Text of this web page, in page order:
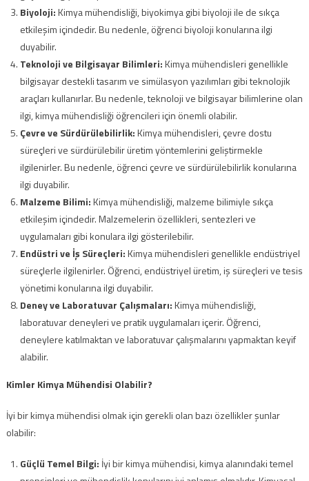
Biyoloji:Kimya mühendisliği, biyokimya gibi biyoloji ile de sıkça
etkileşim içindedir. Bu nedenle, öğrenci biyoloji konularına ilgi
duyabilir.
Teknoloji ve Bilgisayar Bilimleri:Kimya mühendisleri genellikle
bilgisayar destekli tasarım ve simülasyon yazılımları gibi teknolojik
araçları kullanırlar. Bu nedenle, teknoloji ve bilgisayar bilimlerine olan
ilgi, kimya mühendisliği öğrencileri için önemli olabilir.
Çevre ve Sürdürülebilirlik:Kimya mühendisleri, çevre dostu
süreçleri ve sürdürülebilir üretim yöntemlerini geliştirmekle
ilgilenirler. Bu nedenle, öğrenci çevre ve sürdürülebilirlik konularına
ilgi duyabilir.
Malzeme Bilimi:Kimya mühendisliği, malzeme bilimiyle sıkça
etkileşim içindedir. Malzemelerin özellikleri, sentezleri ve
uygulamaları gibi konulara ilgi gösterilebilir.
Endüstri ve İş Süreçleri:Kimya mühendisleri genellikle endüstriyel
süreçlerle ilgilenirler. Öğrenci, endüstriyel üretim, iş süreçleri ve tesis
yönetimi konularına ilgi duyabilir.
Deney ve Laboratuvar Çalışmaları:Kimya mühendisliği,
laboratuvar deneyleri ve pratik uygulamaları içerir. Öğrenci,
deneylere katılmaktan ve laboratuvar çalışmalarını yapmaktan keyif
alabilir.
Kimler Kimya Mühendisi Olabilir?
İyi bir kimya mühendisi olmak için gerekli olan bazı özellikler şunlar
olabilir:
Güçlü Temel Bilgi: İyi bir kimya mühendisi, kimya alanındaki temel